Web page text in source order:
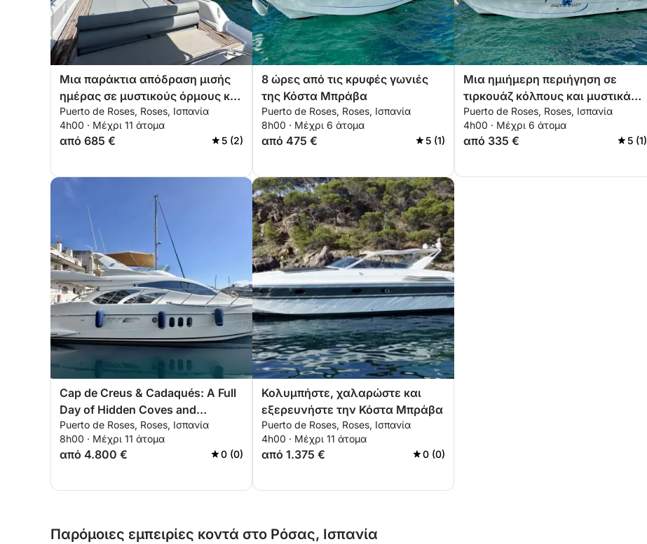
Μια παράκτια απόδραση μισής
ημέρας σε μυστικούς όρμους και
τιρκουάζ νερά
Puerto de Roses, Roses, Ισπανία
4h00 · Μέχρι 11 άτομα
από 685 € 5 (2)
8 ώρες από τις κρυφές γωνιές
της Κόστα Μπράβα
Puerto de Roses, Roses, Ισπανία
8h00 · Μέχρι 6 άτομα
από 475 € 5 (1)
Μια ημιήμερη περιήγηση σε
τιρκουάζ κόλπους και μυστικά
σημεία της Μεσογείου
Puerto de Roses, Roses, Ισπανία
4h00 · Μέχρι 6 άτομα
από 335 € 5 (1)
Cap de Creus & Cadaqués: A Full
Day of Hidden Coves and
Mediterranean Luxury
Puerto de Roses, Roses, Ισπανία
8h00 · Μέχρι 11 άτομα
από 4.800 € 0 (0)
Κολυμπήστε, χαλαρώστε και
εξερευνήστε την Κόστα Μπράβα
Puerto de Roses, Roses, Ισπανία
4h00 · Μέχρι 11 άτομα
από 1.375 € 0 (0)
Παρόμοιες εμπειρίες κοντά στο Ρόσας, Ισπανία